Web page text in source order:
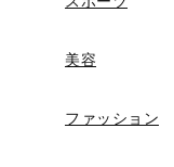
美容
ファッション